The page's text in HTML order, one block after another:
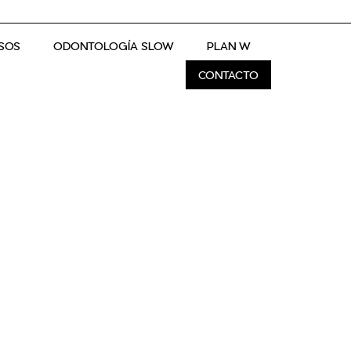
ODONTOLOGÍA SLOW PLAN W
CONTACTO